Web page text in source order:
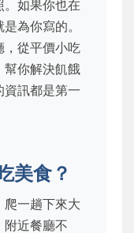
如果你也在
為你寫的。
，從平價小吃
幫你解決飢餓
資訊都是第一
美食？
爬一趟下來大
附近餐廳不